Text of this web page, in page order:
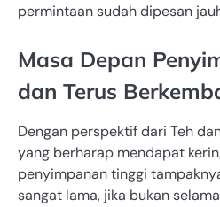
permintaan sudah dipesan
Masa Depan
dan Terus
Dengan perspektif dari Teh
yang berharap mendapat
penyimpanan tinggi
sangat lama, jika bukan